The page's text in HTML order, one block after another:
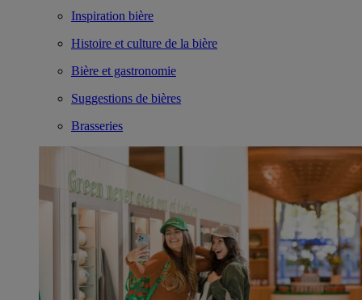
Inspiration bière
Histoire et culture de la bière
Bière et gastronomie
Suggestions de bières
Brasseries